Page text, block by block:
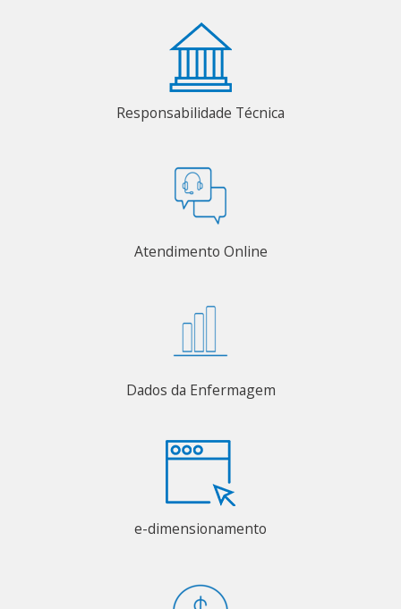
Responsabilidade Técnica
Atendimento Online
Dados da Enfermagem
e-dimensionamento